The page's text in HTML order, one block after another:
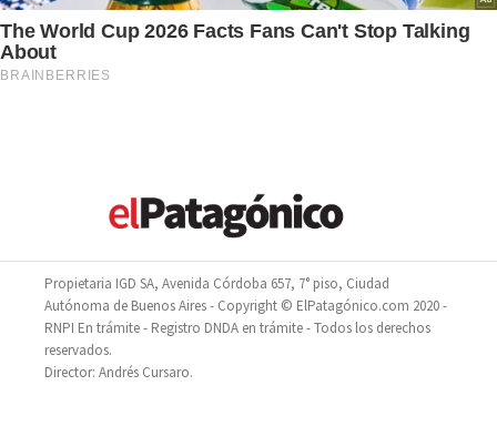
Propietaria IGD SA, Avenida Córdoba 657, 7° piso, Ciudad
Autónoma de Buenos Aires - Copyright © ElPatagónico.com 2020 -
RNPI En trámite - Registro DNDA en trámite - Todos los derechos
reservados.
Director: Andrés Cursaro.